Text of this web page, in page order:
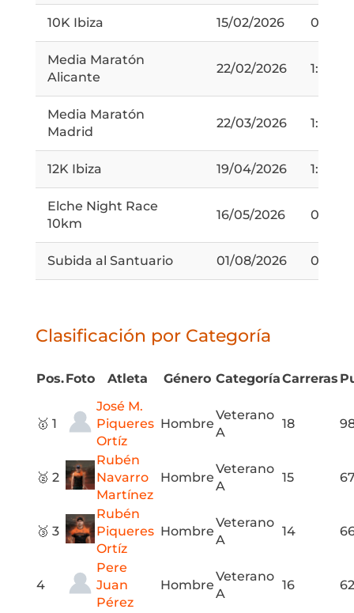
10K Ibiza 15/02/2026
Media Maratón
Alicante
22/02/2026 1:43:09
Media Maratón
Madrid
22/03/2026 1:43:25
12K Ibiza 19/04/2026 1:00:02
Elche Night Race
10km
16/05/2026
Subida al Santuario 01/08/2026
Clasificación por Categoría
Pos.Foto Atleta Género CategoríaCarreras
🥇 1
José M.
Piqueres
Ortíz
Hombre
Veterano
A
18
🥈 2
Rubén
Navarro
Martínez
Hombre
Veterano
A
15
🥉 3
Rubén
Piqueres
Ortíz
Hombre
Veterano
A
14
4
Pere
Juan
Pérez
Hombre
Veterano
A
16